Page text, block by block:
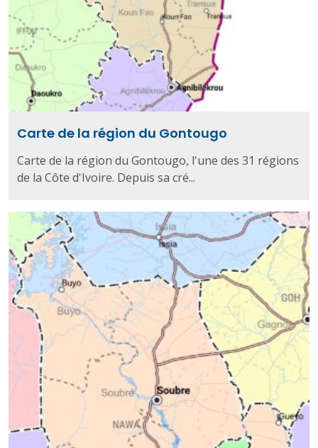
Carte de la région du Gontougo
Carte de la région du Gontougo, l'une des 31 régions
de la Côte d'Ivoire. Depuis sa cré...